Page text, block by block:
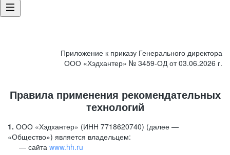
Приложение к приказу Генерального директора
ООО «Хэдхантер» № 3459-ОД от 03.06.2026 г.
Правила применения рекомендательных
технологий
1. ООО «Хэдхантер» (ИНН 7718620740) (далее —
«Общество») является владельцем:
сайта www.hh.ru